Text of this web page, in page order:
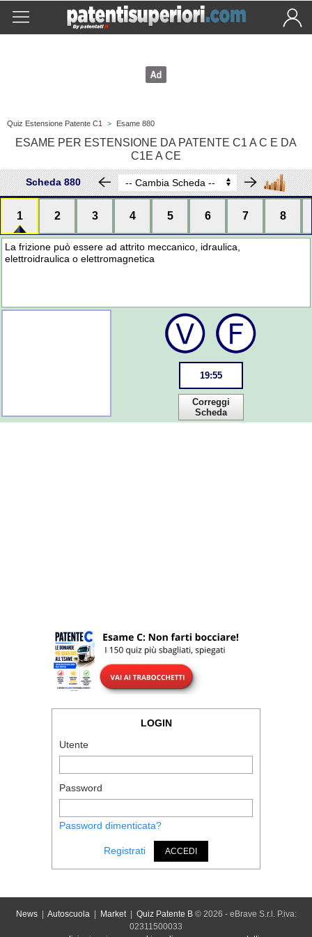
Quiz Estensione Patente C1 > Esame 880
ESAME PER ESTENSIONE DA PATENTE C1 A C E DA
C1E A CE
Scheda 880
1 2 3 4 5 6 7 8
La frizione può essere ad attrito meccanico, idraulica,
elettroidraulica o elettromagnetica
19:55
Correggi
Scheda
LOGIN
Utente
Password
Password dimenticata?
Registrati ACCEDI
News| Autoscuola| Market| Quiz Patente B© 2026 - eBrave S.r.l. P.iva:
02311500033